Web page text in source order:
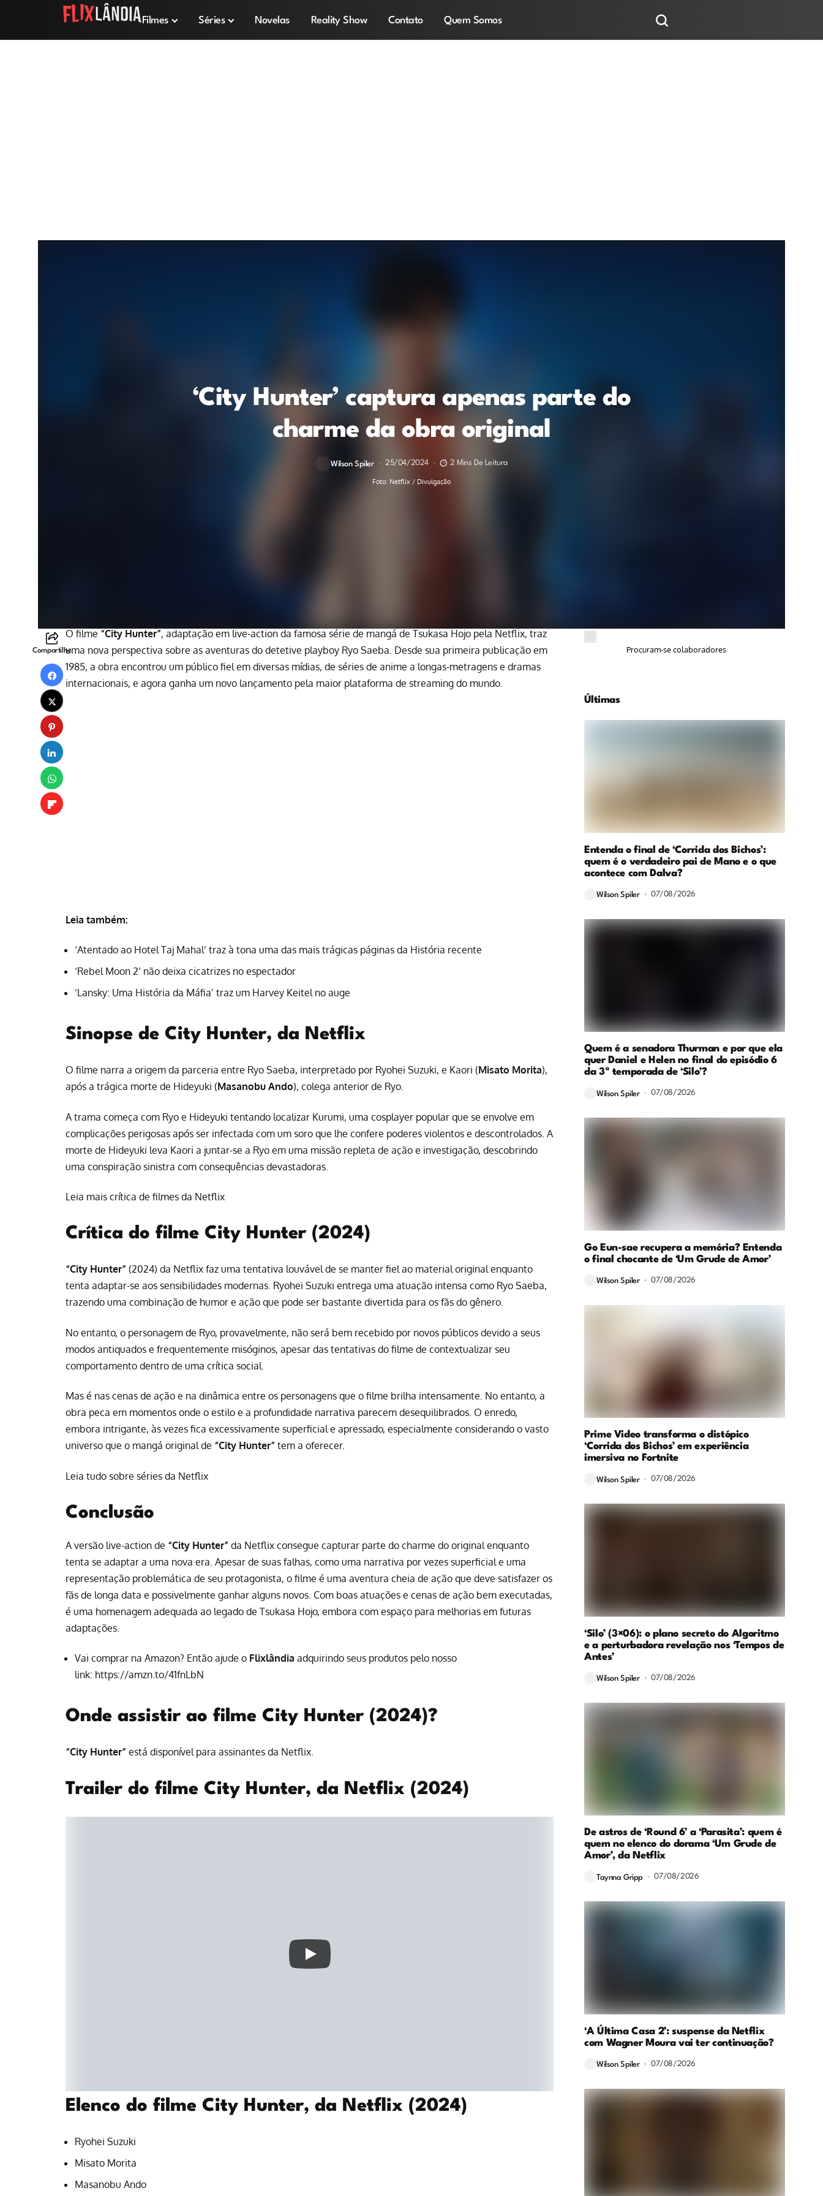
Filmes Séries Novelas Reality Show Contato Quem Somos
‘City Hunter’ captura apenas parte do
charme da obra original
Wilson Spiler 25/04/2024 2 Mins De Leitura
Foto: Netflix / Divulgação
Compartilhe
O filme “City Hunter”, adaptação em live-action da famosa série de mangá de Tsukasa Hojo pela Netflix, traz
uma nova perspectiva sobre as aventuras do detetive playboy Ryo Saeba. Desde sua primeira publicação em
1985, a obra encontrou um público fiel em diversas mídias, de séries de anime a longas-metragens e dramas
internacionais, e agora ganha um novo lançamento pela maior plataforma de streaming do mundo.
Leia também:
‘Atentado ao Hotel Taj Mahal’ traz à tona uma das mais trágicas páginas da História recente
‘Rebel Moon 2’ não deixa cicatrizes no espectador
‘Lansky: Uma História da Máfia’ traz um Harvey Keitel no auge
Sinopse de City Hunter, da Netflix
O filme narra a origem da parceria entre Ryo Saeba, interpretado por Ryohei Suzuki, e Kaori (Misato Morita),
após a trágica morte de Hideyuki (Masanobu Ando), colega anterior de Ryo.
A trama começa com Ryo e Hideyuki tentando localizar Kurumi, uma cosplayer popular que se envolve em
complicações perigosas após ser infectada com um soro que lhe confere poderes violentos e descontrolados. A
morte de Hideyuki leva Kaori a juntar-se a Ryo em uma missão repleta de ação e investigação, descobrindo
uma conspiração sinistra com consequências devastadoras.
Leia mais crítica de filmes da Netflix
Crítica do filme City Hunter (2024)
“City Hunter” (2024) da Netflix faz uma tentativa louvável de se manter fiel ao material original enquanto
tenta adaptar-se aos sensibilidades modernas. Ryohei Suzuki entrega uma atuação intensa como Ryo Saeba,
trazendo uma combinação de humor e ação que pode ser bastante divertida para os fãs do gênero.
No entanto, o personagem de Ryo, provavelmente, não será bem recebido por novos públicos devido a seus
modos antiquados e frequentemente misóginos, apesar das tentativas do filme de contextualizar seu
comportamento dentro de uma crítica social.
Mas é nas cenas de ação e na dinâmica entre os personagens que o filme brilha intensamente. No entanto, a
obra peca em momentos onde o estilo e a profundidade narrativa parecem desequilibrados. O enredo,
embora intrigante, às vezes fica excessivamente superficial e apressado, especialmente considerando o vasto
universo que o mangá original de “City Hunter” tem a oferecer.
Leia tudo sobre séries da Netflix
Conclusão
A versão live-action de “City Hunter” da Netflix consegue capturar parte do charme do original enquanto
tenta se adaptar a uma nova era. Apesar de suas falhas, como uma narrativa por vezes superficial e uma
representação problemática de seu protagonista, o filme é uma aventura cheia de ação que deve satisfazer os
fãs de longa data e possivelmente ganhar alguns novos. Com boas atuações e cenas de ação bem executadas,
é uma homenagem adequada ao legado de Tsukasa Hojo, embora com espaço para melhorias em futuras
adaptações.
Vai comprar na Amazon? Então ajude o Flixlândia adquirindo seus produtos pelo nosso
link: https://amzn.to/41fnLbN
Onde assistir ao filme City Hunter (2024)?
“City Hunter” está disponível para assinantes da Netflix.
Trailer do filme City Hunter, da Netflix (2024)
Elenco do filme City Hunter, da Netflix (2024)
Ryohei Suzuki
Misato Morita
Masanobu Ando
Procuram-se colaboradores
Últimas
Entenda o final de ‘Corrida dos Bichos’:
quem é o verdadeiro pai de Mano e o que
acontece com Dalva?
Wilson Spiler 07/08/2026
Quem é a senadora Thurman e por que ela
quer Daniel e Helen no final do episódio 6
da 3ª temporada de ‘Silo’?
Wilson Spiler 07/08/2026
Go Eun-sae recupera a memória? Entenda
o final chocante de ‘Um Grude de Amor’
Wilson Spiler 07/08/2026
Prime Video transforma o distópico
‘Corrida dos Bichos’ em experiência
imersiva no Fortnite
Wilson Spiler 07/08/2026
‘Silo’ (3×06): o plano secreto do Algoritmo
e a perturbadora revelação nos ‘Tempos de
Antes’
Wilson Spiler 07/08/2026
De astros de ‘Round 6’ a ‘Parasita’: quem é
quem no elenco do dorama ‘Um Grude de
Amor’, da Netflix
Taynna Gripp 07/08/2026
‘A Última Casa 2’: suspense da Netflix
com Wagner Moura vai ter continuação?
Wilson Spiler 07/08/2026